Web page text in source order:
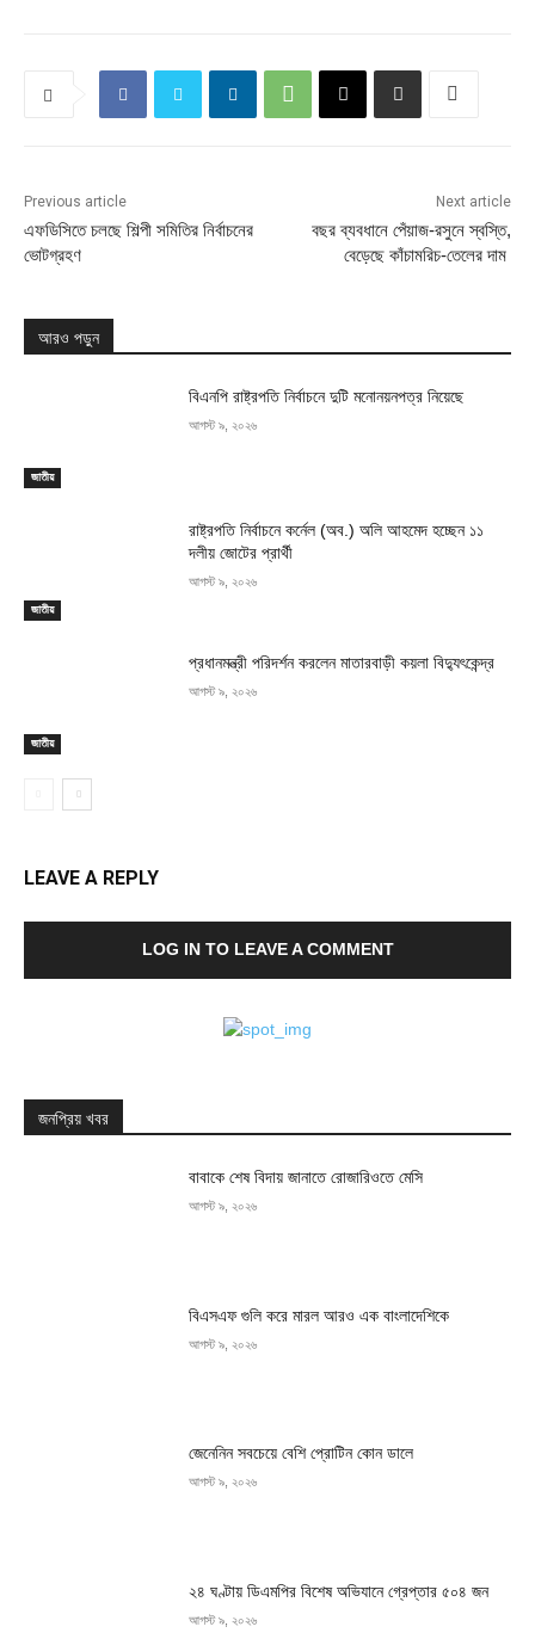
Previous article
এফডিসিতে চলছে শিল্পী সমিতির নির্বাচনের
ভোটগ্রহণ
Next article
বছর ব্যবধানে পেঁয়াজ-রসুনে স্বস্তি,
বেড়েছে কাঁচামরিচ-তেলের দাম
আরও পড়ুন
জাতীয়
বিএনপি রাষ্ট্রপতি নির্বাচনে দুটি মনোনয়নপত্র নিয়েছে
আগস্ট ৯, ২০২৬
জাতীয়
রাষ্ট্রপতি নির্বাচনে কর্নেল (অব.) অলি আহমেদ হচ্ছেন ১১
দলীয় জোটের প্রার্থী
আগস্ট ৯, ২০২৬
জাতীয়
প্রধানমন্ত্রী পরিদর্শন করলেন মাতারবাড়ী কয়লা বিদ্যুৎকেন্দ্র
আগস্ট ৯, ২০২৬
LEAVE A REPLY
LOG IN TO LEAVE A COMMENT
জনপ্রিয় খবর
বাবাকে শেষ বিদায় জানাতে রোজারিওতে মেসি
আগস্ট ৯, ২০২৬
বিএসএফ গুলি করে মারল আরও এক বাংলাদেশিকে
আগস্ট ৯, ২০২৬
জেনেনিন সবচেয়ে বেশি প্রোটিন কোন ডালে
আগস্ট ৯, ২০২৬
২৪ ঘণ্টায় ডিএমপির বিশেষ অভিযানে গ্রেপ্তার ৫০৪ জন
আগস্ট ৯, ২০২৬